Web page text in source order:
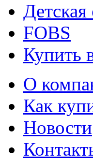
FOBS
Купить
О
Как
Новости